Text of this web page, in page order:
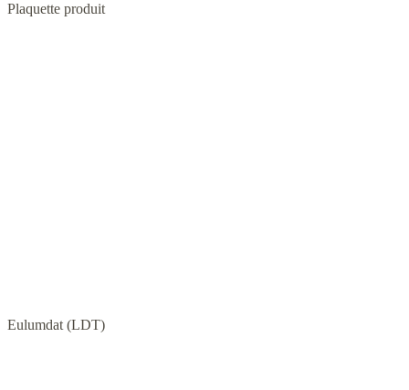
Plaquette produit
Eulumdat (LDT)